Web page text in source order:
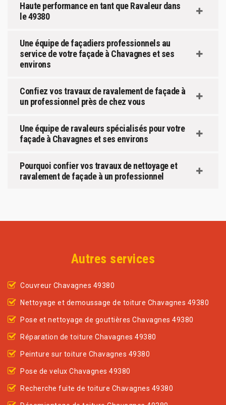
Haute performance en tant que Ravaleur dans
le 49380
Une équipe de façadiers professionnels au
service de votre façade à Chavagnes et ses
environs
Confiez vos travaux de ravalement de façade à
un professionnel près de chez vous
Une équipe de ravaleurs spécialisés pour votre
façade à Chavagnes et ses environs
Pourquoi confier vos travaux de nettoyage et
ravalement de façade à un professionnel
Autres services
Couvreur Chavagnes 49380
Nettoyage et demoussage de toiture Chavagnes 49380
Pose et nettoyage de gouttières Chavagnes 49380
Réparation de toiture Chavagnes 49380
Peinture sur toiture Chavagnes 49380
Pose de velux Chavagnes 49380
Recherche fuite de toiture Chavagnes 49380